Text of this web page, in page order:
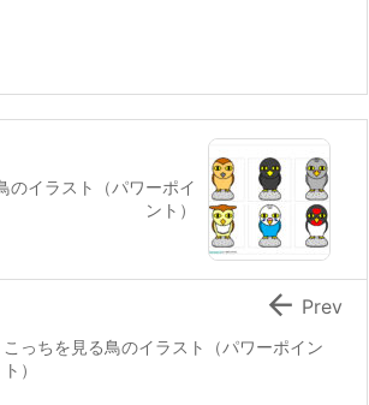
のイラスト（パワーポイ
ント）
こっちを見る鳥のイラスト（パワーポイン
ト）
 Prev